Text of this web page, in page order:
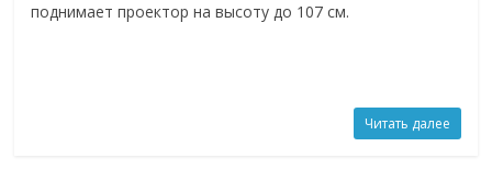
поднимает проектор на высоту до 107 см.
Читать далее